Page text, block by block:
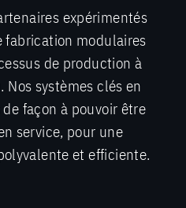
expérimentés
fabrication modulaires
de production à
systèmes clés en
façon à pouvoir être
service, pour une
et efficiente.